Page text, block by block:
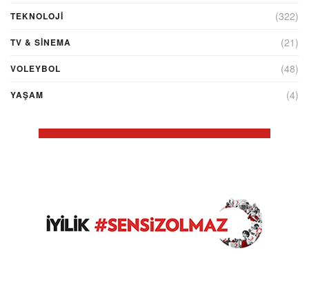
TEKNOLOJİ (322)
TV & SINEMA (21)
VOLEYBOL (48)
YAŞAM (4)